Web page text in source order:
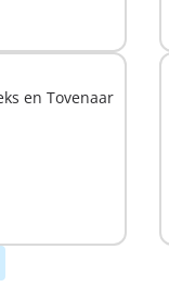
en Tovenaar